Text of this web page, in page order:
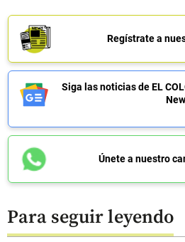
Regístrate a
Siga las noticias de EL
Únete a nuestro
Para seguir leyendo